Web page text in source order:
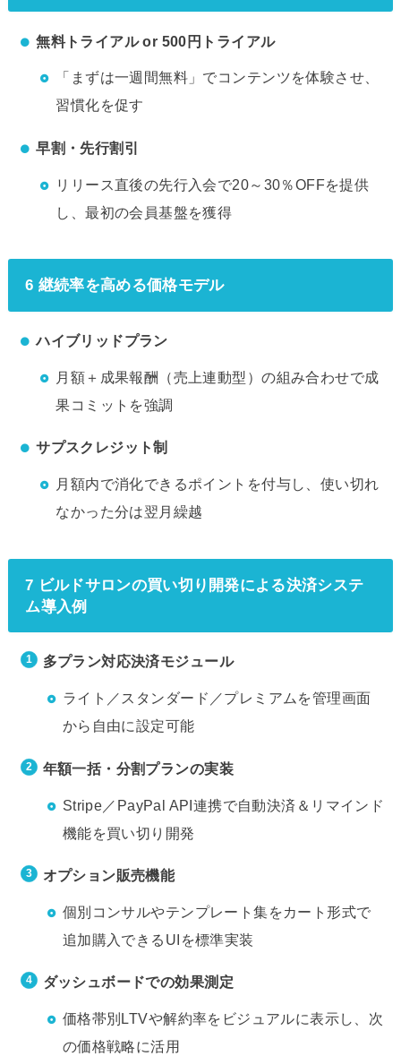
無料トライアル or 500円トライアル
「まずは一週間無料」でコンテンツを体験させ、
習慣化を促す
早割・先行割引
リリース直後の先行入会で20～30％OFFを提供
し、最初の会員基盤を獲得
6 継続率を高める価格モデル
ハイブリッドプラン
月額＋成果報酬（売上連動型）の組み合わせで成
果コミットを強調
サプスクレジット制
月額内で消化できるポイントを付与し、使い切れ
なかった分は翌月繰越
7 ビルドサロンの買い切り開発による決済システ
ム導入例
多プラン対応決済モジュール
ライト／スタンダード／プレミアムを管理画面
から自由に設定可能
年額一括・分割プランの実装
Stripe／PayPal API連携で自動決済＆リマインド
機能を買い切り開発
オプション販売機能
個別コンサルやテンプレート集をカート形式で
追加購入できるUIを標準実装
ダッシュボードでの効果測定
価格帯別LTVや解約率をビジュアルに表示し、次
の価格戦略に活用